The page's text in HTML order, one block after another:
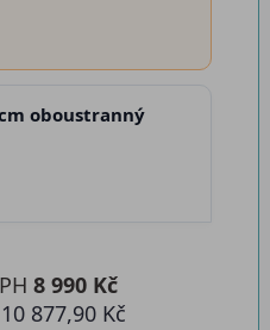
oboustranný
8 990 Kč
10 877,90 Kč